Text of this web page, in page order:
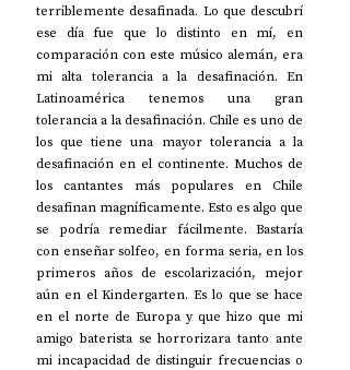
terriblemente desafinada. Lo que descubrí
ese día fue que lo distinto en mí, en
comparación con este músico alemán, era
mi alta tolerancia a la desafinación. En
Latinoamérica tenemos una gran
tolerancia a la desafinación. Chile es uno de
los que tiene una mayor tolerancia a la
desafinación en el continente. Muchos de
los cantantes más populares en Chile
desafinan magníficamente. Esto es algo que
se podría remediar fácilmente. Bastaría
con enseñar solfeo, en forma seria, en los
primeros años de escolarización, mejor
aún en el Kindergarten. Es lo que se hace
en el norte de Europa y que hizo que mi
amigo baterista se horrorizara tanto ante
mi incapacidad de distinguir frecuencias o